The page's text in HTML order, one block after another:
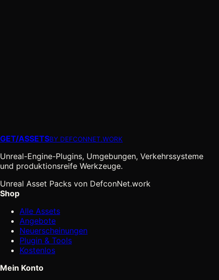
GET/ASSETSBY DEFCONNET.WORK
Unreal-Engine-Plugins, Umgebungen, Verkehrssysteme
und produktionsreife Werkzeuge.
Unreal Asset Packs von DefconNet.work
Shop
Alle Assets
Angebote
Neuerscheinungen
Plugin & Tools
Kostenlos
Mein Konto